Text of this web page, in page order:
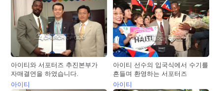
아이티와 서포터즈 추진본부가
자매결연을 하였습니다.
아이티
아이티 선수의 입국식에서 수기를
흔들며 환영하는 서포터즈
아이티